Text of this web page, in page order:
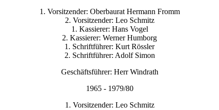
1. Vorsitzender: Oberbaurat Hermann Fromm
2. Vorsitzender: Leo Schmitz
1. Kassierer: Hans Vogel
2. Kassierer: Werner Humborg
1. Schriftführer: Kurt Rössler
2. Schriftführer: Adolf Simon
Geschäftsführer: Herr Windrath
1965 - 1979/80
1. Vorsitzender: Leo Schmitz